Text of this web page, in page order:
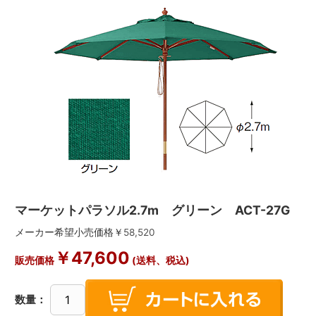
マーケットパラソル2.7m グリーン ACT-27G
メーカー希望小売価格￥ 58,520
販売価格￥47,600 (送料、税込)
数量：